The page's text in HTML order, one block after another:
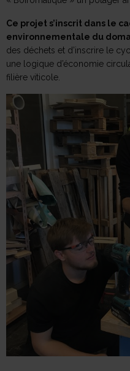
Ce projet s’inscrit dans le
environnementale du
des déchets et d’inscrire le
une logique d’économie
filière viticole.